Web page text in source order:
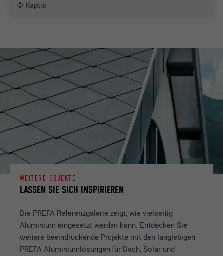
© Kaptis
LASSEN SIE SICH INSPIRIEREN
WEITERE OBJEKTE
Die PREFA Referenzgalerie zeigt, wie vielseitig
Aluminium eingesetzt werden kann. Entdecken Sie
weitere beeindruckende Projekte mit den langlebigen
PREFA Aluminiumlösungen für Dach, Solar und